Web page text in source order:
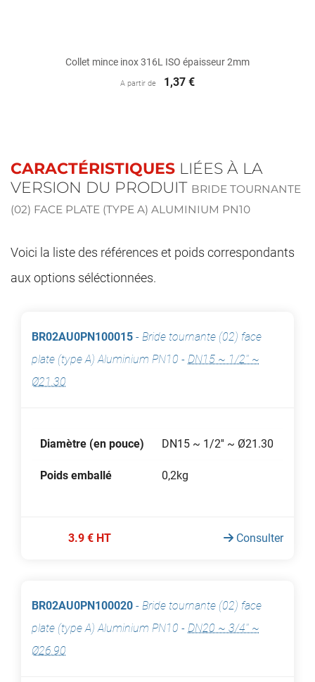
Collet mince inox 316L ISO épaisseur 2mm
A partir de 1,37 €
CARACTÉRISTIQUES LIÉES À LA
VERSION DU PRODUIT BRIDE TOURNANTE
(02) FACE PLATE (TYPE A) ALUMINIUM PN10
Voici la liste des références et poids correspondants
aux options séléctionnées.
BR02AU0PN100015 - Bride tournante (02) face
plate (type A) Aluminium PN10 - DN15 ~ 1/2'' ~
Ø21.30
Diamètre (en pouce) DN15 ~ 1/2'' ~ Ø21.30
Poids emballé 0,2kg
3.9 € HT Consulter
BR02AU0PN100020 - Bride tournante (02) face
plate (type A) Aluminium PN10 - DN20 ~ 3/4'' ~
Ø26.90